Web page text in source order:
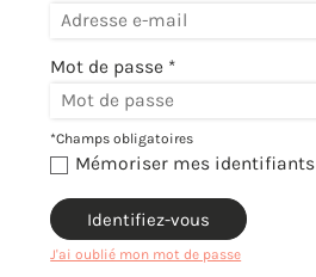
Mot de passe *
*Champs obligatoires
Mémoriser mes identifiants
Identifiez-vous
J'ai oublié mon mot de passe